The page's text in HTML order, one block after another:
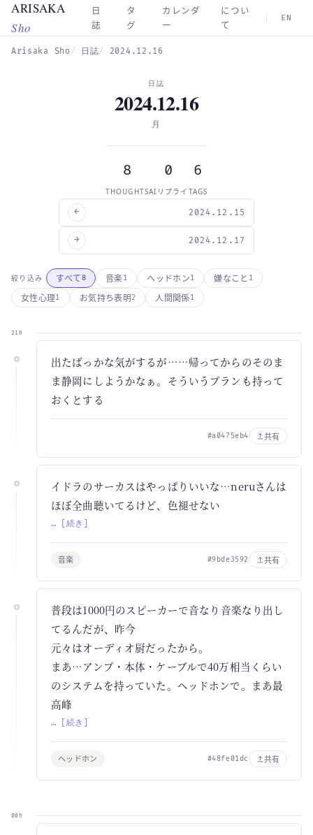
Skip to main content
ARISAKA
Sho
日
誌
タ
グ
カレンダ
ー
につい
て
EN
Arisaka Sho 日誌 2024.12.16
← 2024.12.15
日誌
2024.12.16
月
8
THOUGHTS
0
AIリプライ
6
TAGS
2024.12.17
→
絞り込み すべて8 音楽1 ヘッドホン1 嫌なこと 1
女性心理1 お気持ち表明2 人間関係1
21h
出たばっかな気がするが……帰ってからのそのま
ま静岡にしようかなぁ。そういうプランも持って
おくとする
#a0475eb4 共有
イドラのサーカスはやっぱりいいな…neruさんは
ほぼ全曲聴いてるけど、色褪せない
… [続き]
音楽 #9bde3592 共有
普段は1000円のスピーカーで音なり音楽なり出し
てるんだが、昨今
元々はオーディオ厨だったから。
まあ…アンプ・本体・ケーブルで40万相当くらい
のシステムを持っていた。ヘッドホンで。まあ最
高峰
… [続き]
ヘッドホン #48fe01dc 共有
00h